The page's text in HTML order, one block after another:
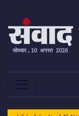
सोमवार , 10 अगस्त 2026